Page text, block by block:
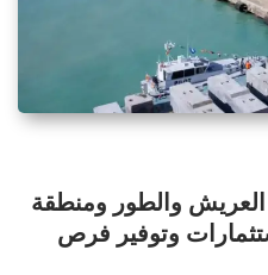
العريش والطور ومنطقة
وتوفير فرص